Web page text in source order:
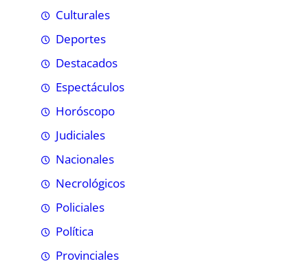
Culturales
Deportes
Destacados
Espectáculos
Horóscopo
Judiciales
Nacionales
Necrológicos
Policiales
Política
Provinciales